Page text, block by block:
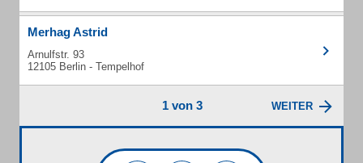
Merhag Astrid
Arnulfstr. 93
12105 Berlin - Tempelhof
1 von 3 WEITER